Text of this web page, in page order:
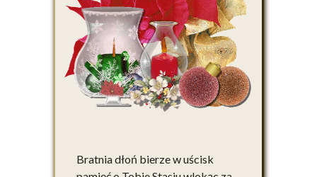
Bratnia dłoń bierze w uścisk